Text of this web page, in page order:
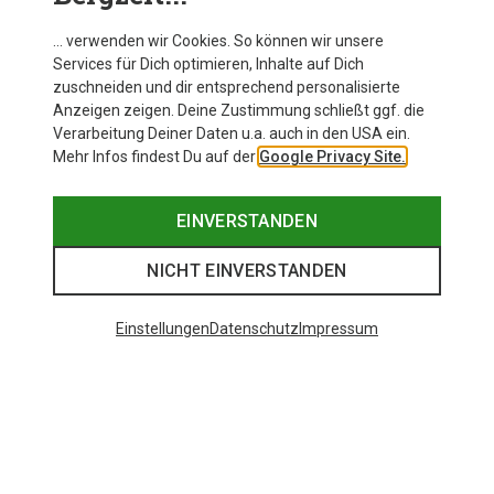
… verwenden wir Cookies. So können wir unsere
Services für Dich optimieren, Inhalte auf Dich
zuschneiden und dir entsprechend personalisierte
Anzeigen zeigen. Deine Zustimmung schließt ggf. die
Verarbeitung Deiner Daten u.a. auch in den USA ein.
Mehr Infos findest Du auf der Google Privacy Site.
EINVERSTANDEN
NICHT EINVERSTANDEN
EinstellungenDatenschutz Impressum